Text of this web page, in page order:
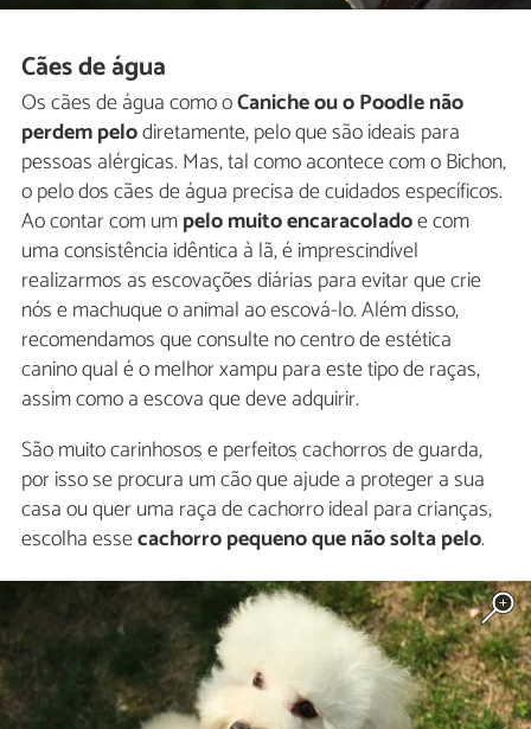
Cães de água
Os cães de água como oCaniche ou o Poodlenão
perdem pelodiretamente, pelo que são ideais para
pessoas alérgicas. Mas, tal como acontece com o Bichon,
o pelo dos cães de água precisa de cuidados específicos.
Ao contar com umpelo muito encaracoladoe com
uma consistência idêntica à lã, é imprescindível
realizarmos as escovações diárias para evitar que crie
nós e machuque o animal ao escová-lo. Além disso,
recomendamos que consulte no centro de estética
canino qual é o melhor xampu para este tipo de raças,
assim como a escova que deve adquirir.
São muito carinhosos e perfeitos cachorros de guarda,
por isso se procura um cão que ajude a proteger a sua
casa ou quer uma raça de cachorro ideal para crianças,
escolha essecachorro pequeno que não solta pelo.